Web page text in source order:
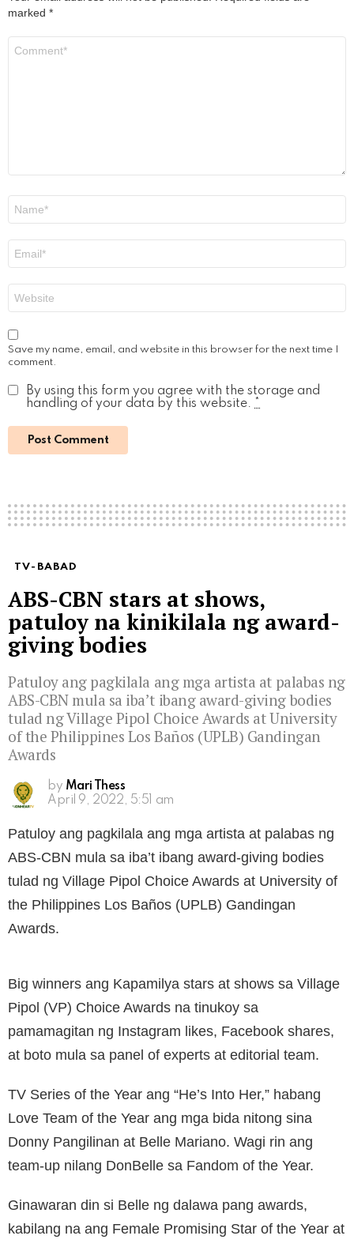
marked *
Save my name, email, and website in this browser for the next time I
comment.
By using this form you agree with the storage and
handling of your data by this website. *
TV-BABAD
ABS-CBN stars at shows,
patuloy na kinikilala ng award-
giving bodies
Patuloy ang pagkilala ang mga artista at palabas ng
ABS-CBN mula sa iba’t ibang award-giving bodies
tulad ng Village Pipol Choice Awards at University
of the Philippines Los Baños (UPLB) Gandingan
Awards
by Mari Thess
April 9, 2022, 5:51 am
Patuloy ang pagkilala ang mga artista at palabas ng
ABS-CBN mula sa iba’t ibang award-giving bodies
tulad ng Village Pipol Choice Awards at University of
the Philippines Los Baños (UPLB) Gandingan
Awards.
Big winners ang Kapamilya stars at shows sa Village
Pipol (VP) Choice Awards na tinukoy sa
pamamagitan ng Instagram likes, Facebook shares,
at boto mula sa panel of experts at editorial team.
TV Series of the Year ang “He’s Into Her,” habang
Love Team of the Year ang mga bida nitong sina
Donny Pangilinan at Belle Mariano. Wagi rin ang
team-up nilang DonBelle sa Fandom of the Year.
Ginawaran din si Belle ng dalawa pang awards,
kabilang na ang Female Promising Star of the Year at